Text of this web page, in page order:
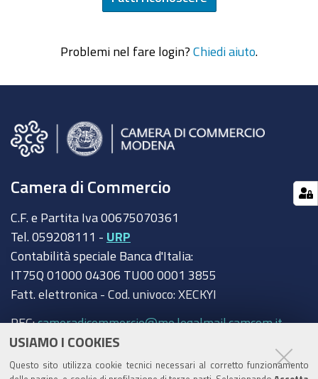
USIAMO I COOKIES
Questo sito utilizza cookie tecnici necessari al corretto funzionamento
Problemi nel fare login? Chiedi aiuto
Camera di Commercio
C.F. e Partita Iva 00675070361
Tel. 059208111 - URP
Contabilità speciale Banca d'Italia:
IT75Q 01000 04306 TU00 0001 3855
Fatt. elettronica - Cod. univoco: XECKYI
PEC:cameradicommercio@mo.legalmail.camcom.it
Trasparenza